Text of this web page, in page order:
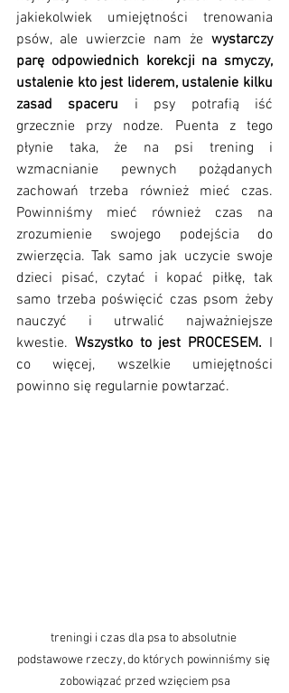
jakiekolwiek umiejętności trenowania
psów, ale uwierzcie nam że wystarczy
parę odpowiednich korekcji na smyczy,
ustalenie kto jest liderem, ustalenie kilku
zasad spaceru i psy potrafią iść
grzecznie przy nodze. Puenta z tego
płynie taka, że na psi trening i
wzmacnianie pewnych pożądanych
zachowań trzeba również mieć czas.
Powinniśmy mieć również czas na
zrozumienie swojego podejścia do
zwierzęcia. Tak samo jak uczycie swoje
dzieci pisać, czytać i kopać piłkę, tak
samo trzeba poświęcić czas psom żeby
nauczyć i utrwalić najważniejsze
kwestie. Wszystko to jest PROCESEM. I
co więcej, wszelkie umiejętności
powinno się regularnie powtarzać.
treningi i czas dla psa to absolutnie
podstawowe rzeczy, do których powinniśmy się
zobowiązać przed wzięciem psa